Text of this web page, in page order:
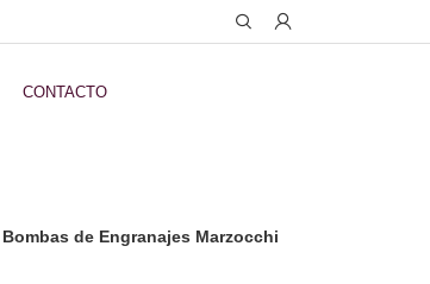
CONTACTO
Bombas de Engranajes Marzocchi